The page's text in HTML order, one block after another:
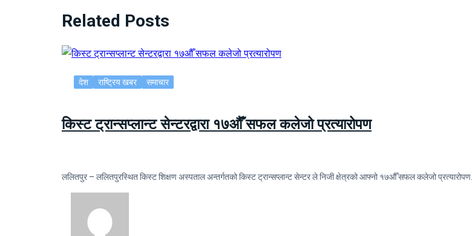
Related Posts
देश राष्ट्रिय खबर समाचार
किस्ट ट्रान्सप्लान्ट सेन्टरद्वारा १७औँ सफल कलेजो प्रत्यारोपण
ललितपुर – ललितपुरस्थित किस्ट शिक्षण अस्पताल अन्तर्गतको किस्ट ट्रान्सप्लान्ट सेन्टर ले निजी क्षेत्रको आफ्नो १७औँ सफल कलेजो प्रत्यारोपण…